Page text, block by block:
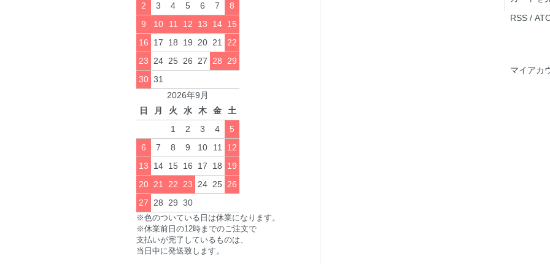
2
3 4 5 6 7
8
9
10 11 12 13 14 15
16
17 18 19 20 21
22
23
24 25 26 27 28
29
30 31
2026年9月
日
月 火 水 木 金
土
1
2 3 4
5
6
7 8 9 10 11
12
13
14 15 16 17 18
19
20 21 22 23 24 25 26
27
28 29 30
※色のついている日は休業になります。
※休業前日の12時までのご注文で
支払いが完了しているものは、
当日中に発送致します。
RSS/
マイアカ